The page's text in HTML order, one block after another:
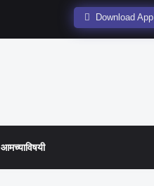
Download App
आमच्याविषयी